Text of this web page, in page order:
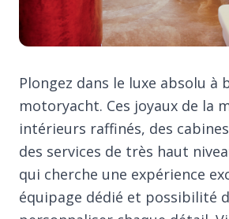
Plongez dans le luxe absolu à
motoryacht. Ces joyaux de la
intérieurs raffinés, des
des services de très haut
qui cherche une expérience
équipage dédié et possibilité